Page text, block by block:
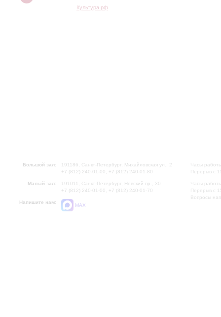
Культура.рф
Большой зал:
191186, Санкт-Петербург, Михайловская ул., 2
+7 (812) 240-01-00, +7 (812) 240-01-80
Малый зал:
191011, Санкт-Петербург, Невский пр., 30
+7 (812) 240-01-00, +7 (812) 240-01-70
Напишите нам:
MAX
Часы
Перерыв с
Часы
Перерыв с
Вопросы